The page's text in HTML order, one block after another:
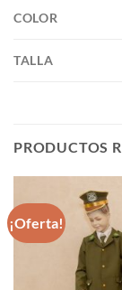
COLOR
TALLA
PRODUCTOS
¡Oferta!